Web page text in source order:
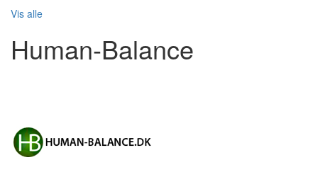
Vis alle
Human-Balance